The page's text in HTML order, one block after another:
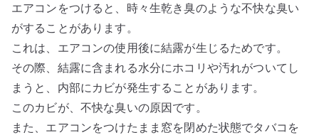
エアコンをつけると、時々生乾き臭のような不快な臭い
がすることがあります。
これは、エアコンの使用後に結露が生じるためです。
その際、結露に含まれる水分にホコリや汚れがついてし
まうと、内部にカビが発生することがあります。
このカビが、不快な臭いの原因です。
また、エアコンをつけたまま窓を閉めた状態でタバコを